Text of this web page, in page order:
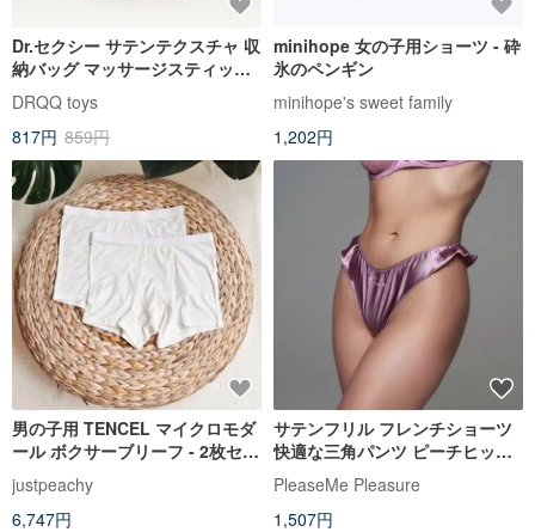
Dr.セクシー サテンテクスチャ 収
納バッグ マッサージスティック
バイブレーター専用収納バッグ
DRQQ toys
817円 859円
minihope 女の子用ショーツ - 砕
氷のペンギン
minihope's sweet family
1,202円
男の子用 TENCEL マイクロモダ
ール ボクサーブリーフ - 2枚セッ
トjustpeachy
6,747円
サテンフリル フレンチショーツ
快適な三角パンツ ピーチヒップ
純粋で色っぽい 通気性抜群のTバ
ック セクシー
PleaseMe Pleasure
1,507円